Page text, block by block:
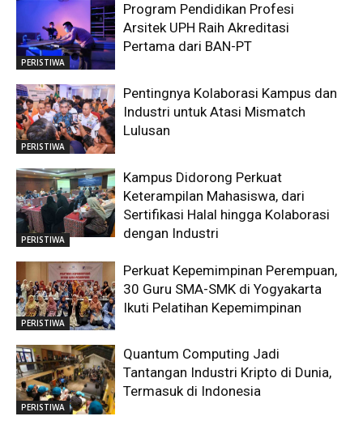
PERISTIWA
Program Pendidikan Profesi
Arsitek UPH Raih Akreditasi
Pertama dari BAN-PT
PERISTIWA
Pentingnya Kolaborasi Kampus dan
Industri untuk Atasi Mismatch
Lulusan
PERISTIWA
Kampus Didorong Perkuat
Keterampilan Mahasiswa, dari
Sertifikasi Halal hingga Kolaborasi
dengan Industri
PERISTIWA
Perkuat Kepemimpinan Perempuan,
30 Guru SMA-SMK di Yogyakarta
Ikuti Pelatihan Kepemimpinan
PERISTIWA
Quantum Computing Jadi
Tantangan Industri Kripto di Dunia,
Termasuk di Indonesia